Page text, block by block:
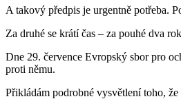
A takový předpis je urgentně potřeba.
Za druhé se krátí čas – za pouhé dva
Dne 29. července Evropský sbor pro
proti němu.
Přikládám podrobné vysvětlení toho,